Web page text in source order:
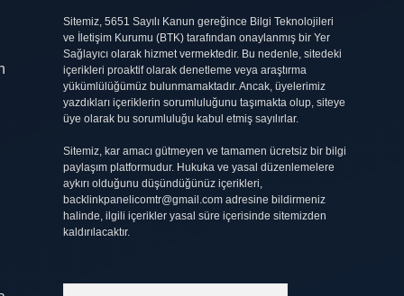
Sitemiz, 5651 Sayılı Kanun gereğince Bilgi Teknolojileri
ve İletişim Kurumu (BTK) tarafından onaylanmış bir Yer
Sağlayıcı olarak hizmet vermektedir. Bu nedenle, sitedeki
içerikleri proaktif olarak denetleme veya araştırma
yükümlülüğümüz bulunmamaktadır. Ancak, üyelerimiz
yazdıkları içeriklerin sorumluluğunu taşımakta olup, siteye
üye olarak bu sorumluluğu kabul etmiş sayılırlar.
Sitemiz, kar amacı gütmeyen ve tamamen ücretsiz bir bilgi
paylaşım platformudur. Hukuka ve yasal düzenlemelere
aykırı olduğunu düşündüğünüz içerikleri,
backlinkpanelicomtr@gmail.comadresine bildirmeniz
halinde, ilgili içerikler yasal süre içerisinde sitemizden
kaldırılacaktır.